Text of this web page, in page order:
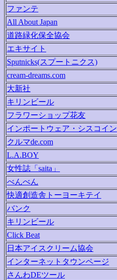
ファンテ
All About Japan
道路緑化保全協会
エキサイト
Sputnicks(スプートニクス)
cream-dreams.com
大新社
キリンビール
フラワーショップ花友
インポートウェア・シスコイン
クルマde.com
L.A.BOY
女性誌「saita」
べんべん
快適創造舎トーヨーキテイ
バンク
キリンビール
Click Beat
日本アイスクリーム協会
インターネットタウンページ
さんわDEツール